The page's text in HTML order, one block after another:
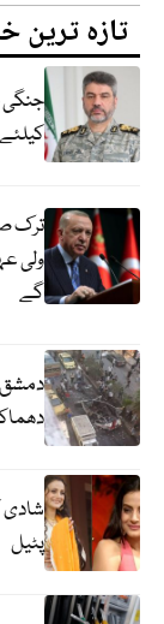
تازہ ترین
جنگی
کیلئے
ترک
ولی
گے
دمشق
دھماکہ، 2 افراد جاں
شادی
پٹیل